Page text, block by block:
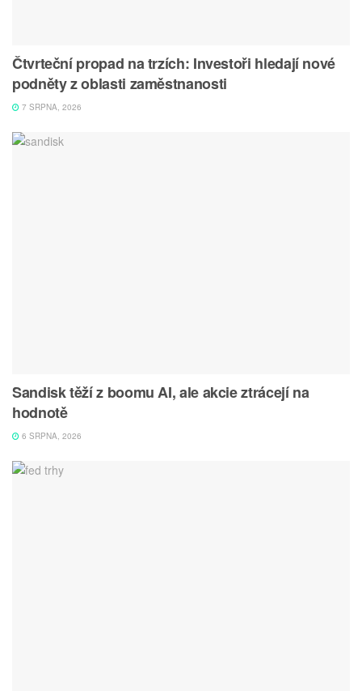
Čtvrteční propad na trzích: Investoři hledají nové
podněty z oblasti zaměstnanosti
7 SRPNA, 2026
Sandisk těží z boomu AI, ale akcie ztrácejí na
hodnotě
6 SRPNA, 2026